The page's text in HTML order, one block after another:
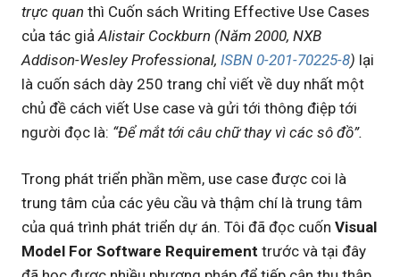
trực quan thì Cuốn sách Writing Effective Use Cases
của tác giả Alistair Cockburn (Năm 2000, NXB
Addison-Wesley Professional, ISBN 0-201-70225-8) lại
là cuốn sách dày 250 trang chỉ viết về duy nhất một
chủ đề cách viết Use case và gửi tới thông điệp tới
người đọc là: “Để mắt tới câu chữ thay vì các sô đồ”.
Trong phát triển phần mềm, use case được coi là
trung tâm của các yêu cầu và thậm chí là trung tâm
của quá trình phát triển dự án. Tôi đã đọc cuốn Visual
Model For Software Requirement trước và tại đây